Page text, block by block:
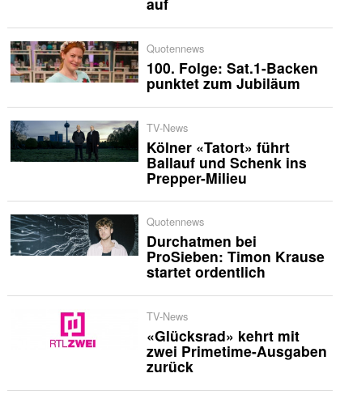
Quotennews
100. Folge: Sat.1-Backen
punktet zum Jubiläum
TV-News
Kölner «Tatort» führt
Ballauf und Schenk ins
Prepper-Milieu
Quotennews
Durchatmen bei
ProSieben: Timon Krause
startet ordentlich
TV-News
«Glücksrad» kehrt mit
zwei Primetime-Ausgaben
zurück